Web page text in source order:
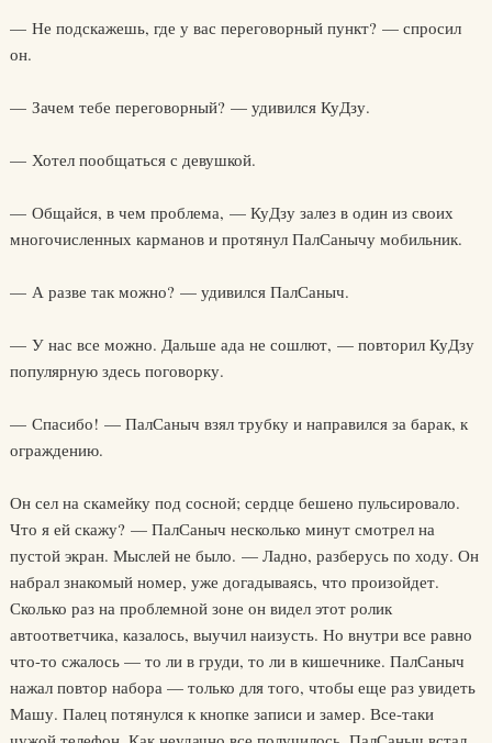
— Не подскажешь, где у вас переговорный пункт? — спросил
он.
— Зачем тебе переговорный? — удивился КуДзу.
— Хотел пообщаться с девушкой.
— Общайся, в чем проблема, — КуДзу залез в один из своих
многочисленных карманов и протянул ПалСанычу мобильник.
— А разве так можно? — удивился ПалСаныч.
— У нас все можно. Дальше ада не сошлют, — повторил КуДзу
популярную здесь поговорку.
— Спасибо! — ПалСаныч взял трубку и направился за барак, к
ограждению.
Он сел на скамейку под сосной; сердце бешено пульсировало.
Что я ей скажу? — ПалСаныч несколько минут смотрел на
пустой экран. Мыслей не было. — Ладно, разберусь по ходу. Он
набрал знакомый номер, уже догадываясь, что произойдет.
Сколько раз на проблемной зоне он видел этот ролик
автоответчика, казалось, выучил наизусть. Но внутри все равно
что-то сжалось — то ли в груди, то ли в кишечнике. ПалСаныч
нажал повтор набора — только для того, чтобы еще раз увидеть
Машу. Палец потянулся к кнопке записи и замер. Все-таки